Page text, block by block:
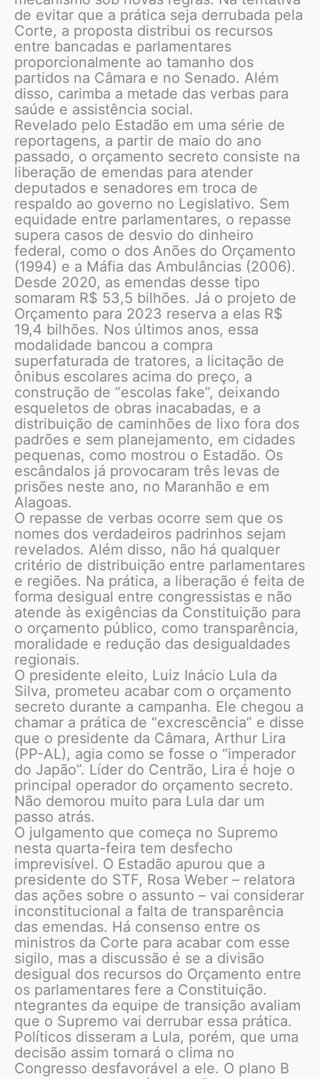
de evitar que a prática seja derrubada pela
Corte, a proposta distribui os recursos
entre bancadas e parlamentares
proporcionalmente ao tamanho dos
partidos na Câmara e no Senado. Além
disso, carimba a metade das verbas para
saúde e assistência social.
Revelado pelo Estadão em uma série de
reportagens, a partir de maio do ano
passado, o orçamento secreto consiste na
liberação de emendas para atender
deputados e senadores em troca de
respaldo ao governo no Legislativo. Sem
equidade entre parlamentares, o repasse
supera casos de desvio do dinheiro
federal, como o dos Anões do Orçamento
(1994) e a Máfia das Ambulâncias (2006).
Desde 2020, as emendas desse tipo
somaram R$ 53,5 bilhões. Já o projeto de
Orçamento para 2023 reserva a elas R$
19,4 bilhões. Nos últimos anos, essa
modalidade bancou a compra
superfaturada de tratores, a licitação de
ônibus escolares acima do preço, a
construção de “escolas fake”, deixando
esqueletos de obras inacabadas, e a
distribuição de caminhões de lixo fora dos
padrões e sem planejamento, em cidades
pequenas, como mostrou o Estadão. Os
escândalos já provocaram três levas de
prisões neste ano, no Maranhão e em
Alagoas.
O repasse de verbas ocorre sem que os
nomes dos verdadeiros padrinhos sejam
revelados. Além disso, não há qualquer
critério de distribuição entre parlamentares
e regiões. Na prática, a liberação é feita de
forma desigual entre congressistas e não
atende às exigências da Constituição para
o orçamento público, como transparência,
moralidade e redução das desigualdades
regionais.
O presidente eleito, Luiz Inácio Lula da
Silva, prometeu acabar com o orçamento
secreto durante a campanha. Ele chegou a
chamar a prática de “excrescência” e disse
que o presidente da Câmara, Arthur Lira
(PP-AL), agia como se fosse o “imperador
do Japão”. Líder do Centrão, Lira é hoje o
principal operador do orçamento secreto.
Não demorou muito para Lula dar um
passo atrás.
O julgamento que começa no Supremo
nesta quarta-feira tem desfecho
imprevisível. O Estadão apurou que a
presidente do STF, Rosa Weber – relatora
das ações sobre o assunto – vai considerar
inconstitucional a falta de transparência
das emendas. Há consenso entre os
ministros da Corte para acabar com esse
sigilo, mas a discussão é se a divisão
desigual dos recursos do Orçamento entre
os parlamentares fere a Constituição.
ntegrantes da equipe de transição avaliam
que o Supremo vai derrubar essa prática.
Políticos disseram a Lula, porém, que uma
decisão assim tornará o clima no
Congresso desfavorável a ele. O plano B